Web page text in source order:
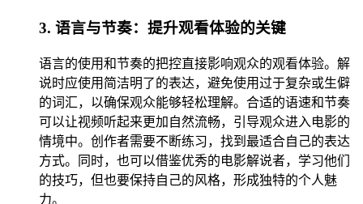
3. 语言与节奏：提升观看体验的关键
语言的使用和节奏的把控直接影响观众的观看体验。解
说时应使用简洁明了的表达，避免使用过于复杂或生僻
的词汇，以确保观众能够轻松理解。合适的语速和节奏
可以让视频听起来更加自然流畅，引导观众进入电影的
情境中。创作者需要不断练习，找到最适合自己的表达
方式。同时，也可以借鉴优秀的电影解说者，学习他们
的技巧，但也要保持自己的风格，形成独特的个人魅
力。